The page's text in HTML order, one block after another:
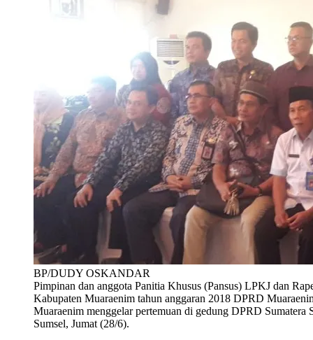
BP/DUDY OSKANDAR
Pimpinan dan anggota Panitia Khusus (Pansus) LPKJ dan
Kabupaten Muaraenim tahun anggaran 2018 DPRD
Muaraenim menggelar pertemuan di gedung DPRD Sumatera
Sumsel, Jumat (28/6).